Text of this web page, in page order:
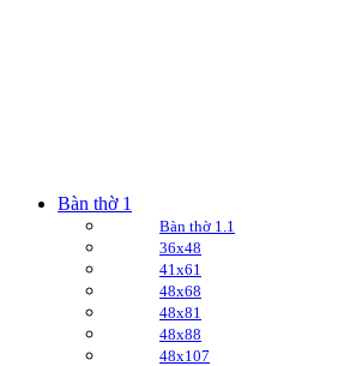
Bàn thờ 1
Bàn thờ 1.1
36x48
41x61
48x68
48x81
48x88
48x107